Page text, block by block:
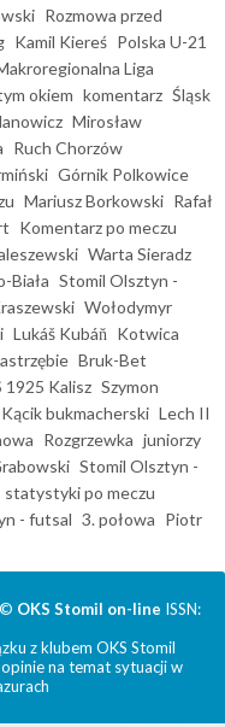
Rozmowa przed
Kamil Kiereś Polska U-21
Liga
okiem komentarz Śląsk
Mirosław
Ruch Chorzów
Górnik Polkowice
Mariusz Borkowski Rafał
Komentarz po meczu
Warta Sieradz
Biała Stomil Olsztyn -
Wołodymyr
Lukáš Kubáň Kotwica
Bruk-Bet
1925 Kalisz Szymon
Kącik bukmacherski Lech II
Rozgrzewka juniorzy
Stomil Olsztyn -
statystyki po meczu
- futsal 3. połowa Piotr
© OKS Stomil on-line ISSN:
z klubem OKS Stomil
na temat sytuacji w